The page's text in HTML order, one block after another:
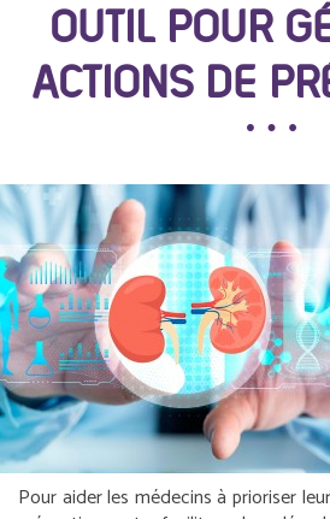
OUTIL POUR
ACTIONS DE
Pour aider les médecins à prioriser